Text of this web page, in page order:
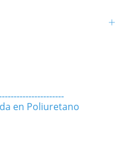
en Poliuretano